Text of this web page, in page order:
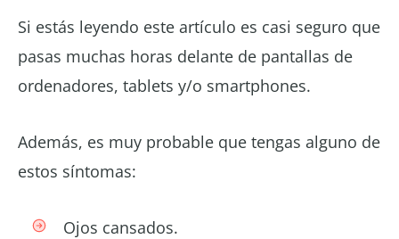
Si estás leyendo este artículo es casi seguro que
pasas muchas horas delante de pantallas de
ordenadores, tablets y/o smartphones.
Además, es muy probable que tengas alguno de
estos síntomas:
Ojos cansados.